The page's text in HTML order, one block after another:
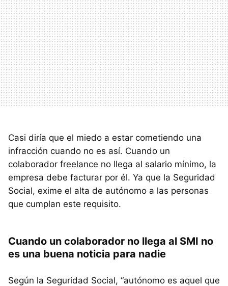
Casi diría que el miedo a estar cometiendo una
infracción cuando no es así. Cuando un
colaborador freelance no llega al salario mínimo, la
empresa debe facturar por él. Ya que la Seguridad
Social, exime el alta de autónomo a las personas
que cumplan este requisito.
Cuando un colaborador no llega al SMI no
es una buena noticia para nadie
Según la Seguridad Social, “autónomo es aquel que